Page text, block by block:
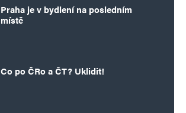
Praha je v bydlení na posledním
místě
Co po ČRo a ČT? Uklidit!